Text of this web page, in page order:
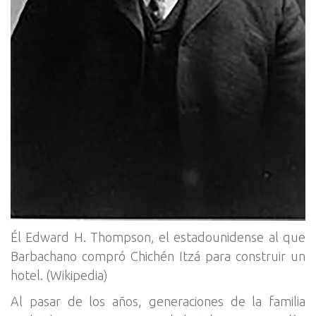
Él Edward H. Thompson, el estadounidense al que
Barbachano compró Chichén Itzá para construir un
hotel. (Wikipedia)
Al pasar de los años, generaciones de la familia